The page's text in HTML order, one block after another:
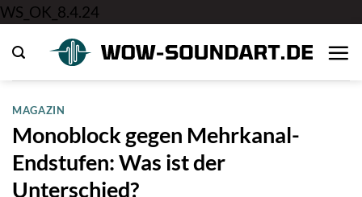
WS_OK_8.4.24
springen
MAGAZIN
Monoblock gegen Mehrkanal-
Endstufen: Was ist der
Unterschied?